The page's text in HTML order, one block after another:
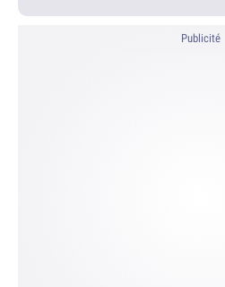
Publicité